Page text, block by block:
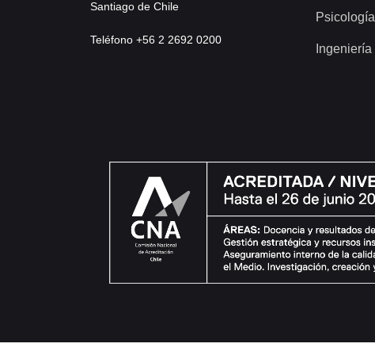
Santiago de Chile
Teléfono +56 2 2692 0200
Psicología
Ingeniería